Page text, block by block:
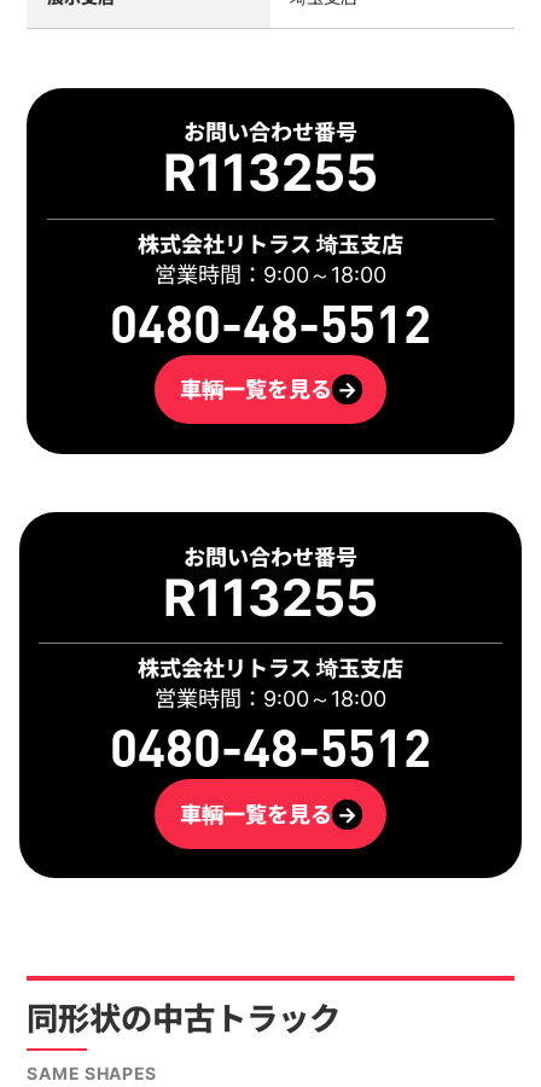
お問い合わせ番号
R113255
株式会社リトラス 埼玉支店
営業時間：9:00～18:00
0480-48-5512
車輌一覧を見る →
お問い合わせ番号
R113255
株式会社リトラス 埼玉支店
営業時間：9:00～18:00
0480-48-5512
車輌一覧を見る →
同形状の中古トラック
SAME SHAPES